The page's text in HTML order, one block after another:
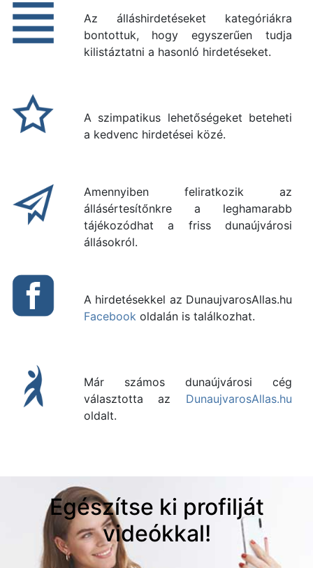
Az álláshirdetéseket kategóriákra
bontottuk, hogy egyszerűen tudja
kilistáztatni a hasonló hirdetéseket.
A szimpatikus lehetőségeket beteheti
a kedvenc hirdetései közé.
Amennyiben feliratkozik az
állásértesítőnkre a leghamarabb
tájékozódhat a friss dunaújvárosi
állásokról.
A hirdetésekkel az DunaujvarosAllas.hu
Facebookoldalán is találkozhat.
Már számos dunaújvárosi cég
választotta az DunaujvarosAllas.hu
oldalt.
Egészítse ki profilját
videókkal!